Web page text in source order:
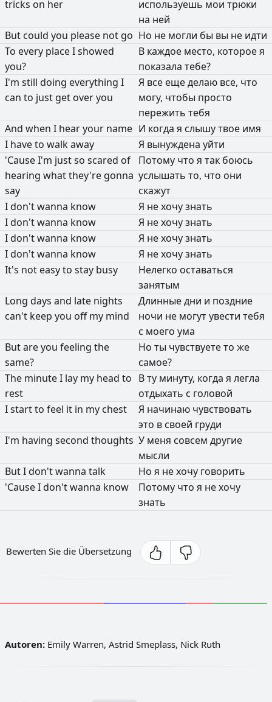
tricks on her используешь мои трюки
на ней
But could you please not go Но не могли бы вы не идти
To every placeIshowed
you?
В каждое место, котороея
показала тебе?
I'm still doing everything I
can to just get overyou
Я все ещеделаю все, что
могу, чтобы просто
пережить тебя
And when I hearyour name И когда я слышутвое имя
I haveto walkaway Я вынуждена уйти
'CauseI'm justso scared of
hearing whatthey're gonna
say
Потому что я так боюсь
услышать то, что они
скажут
Idon'twanna know Я нехочузнать
Idon'twanna know Я нехочузнать
Idon'twanna know Я нехочузнать
Idon'twanna know Я нехочузнать
It's not easyto stay busy Нелегко оставаться
занятым
Long days and late nights
can't keep you offmy mind
Длинныедни и поздние
ночи не могутувести тебя
с моего ума
Butareyou feeling the
same?
Но ты чувствуетето же
самое?
The minuteI lay my head to
rest
Вту минуту, когда я легла
отдыхать с головой
Istartto feel it in my chest Я начинаю чувствовать
это в своей груди
I'm having second thoughts У меня совсем другие
мысли
ButIdon'twanna talk Но я нехочу говорить
'CauseIdon'twanna know Потому что я нехочу
знать
Bewerten Sie die Übersetzung
Autoren: Emily Warren, Astrid Smeplass, Nick Ruth